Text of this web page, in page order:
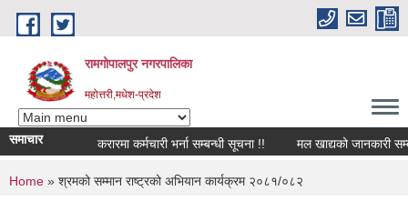
Skip to main content
रामगोपालपुर नगरपालिका
महोत्तरी,मधेश-प्रदेश
समाचार करारमा कर्मचारी भर्ना सम्बन्धी सूचना !! मल खाद्यको जानकारी
You are here
Home » श्रमको सम्मान राष्ट्रको अभियान कार्यक्रम २०८१/०८२